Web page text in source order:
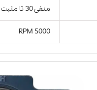
منفی 30 تا مثبت 130 درجه سانتیگراد
5000 RPM